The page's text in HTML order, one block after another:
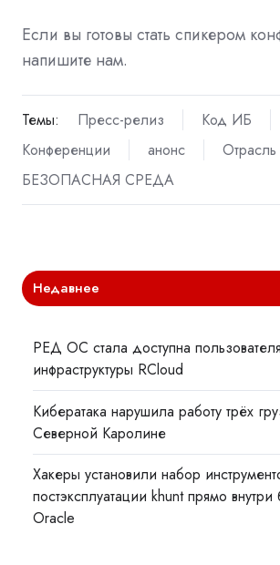
Если вы готовы стать спикером
напишите нам.
Темы: Пресс-релиз
Код ИБ
Конференции
анонс
Отрасль
БЕЗОПАСНАЯ СРЕДА
Недавнее
РЕД ОС стала доступна
инфраструктуры RCloud
Кибератака нарушила работу трёх
Северной Каролине
Хакеры установили набор
постэксплуатации khunt прямо
Oracle